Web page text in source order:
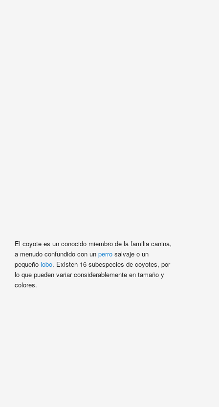
El coyote es un conocido miembro de la familia canina,
a menudo confundido con un perrosalvaje o un
pequeño lobo. Existen 16 subespecies de coyotes, por
lo que pueden variar considerablemente en tamaño y
colores.